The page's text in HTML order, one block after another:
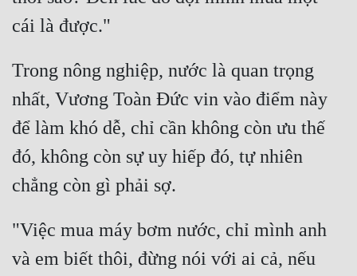
Đông Phương Huyền Huyễn
Đồng Nhân
Cẩu Đạo Trường Sinh
Truyện Nam
Truyện Nữ
Trong nông nghiệp, nước là quan trọng
nhất, Vương Toàn Đức vin vào điểm này
để làm khó dễ, chỉ cần không còn ưu thế
đó, không còn sự uy hiếp đó, tự nhiên
"Việc mua máy bơm nước, chỉ mình anh
và em biết thôi, đừng nói với ai cả, nếu